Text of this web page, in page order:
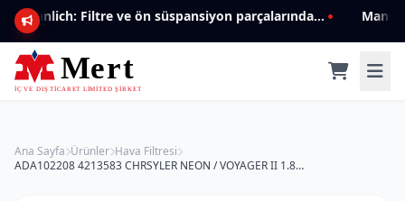
Mannlich: Filtre ve ön süspansiyon parçalarında genişleyen ürün yelpazesiyle kalite ve güven.
Ana Sayfa Ürünler Hava Filtresi
ADA102208 4213583 CHRSYLER NEON / VOYAGER II 1.8-2.0 16V HAVA FİLTRESİ